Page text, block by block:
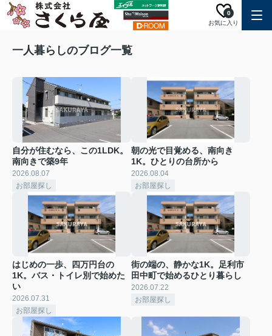
お気に入り
0
一人暮らしのブログ一覧
自分が住むなら、この1LDK。
南向きで築9年
2026.08.07
お部屋探し
朝の光で目覚める、南向き
1K。ひとりの台所から
2026.08.04
お部屋探し
はじめの一歩、四万円台の
1K。バス・トイレ別で始めた
い
2026.07.31
お部屋探し
街の端の、静かな1K。足利市
田中町で始めるひとり暮らし
2026.07.22
お部屋探し